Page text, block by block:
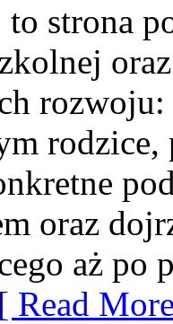
strona
rodzice,
oraz
aż po
Read